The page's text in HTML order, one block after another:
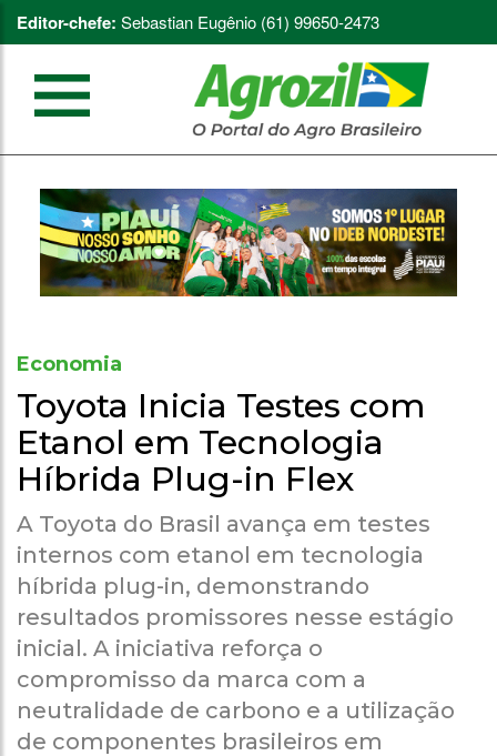
Editor-chefe: Sebastian Eugênio (61) 99650-2473
Economia
Toyota Inicia Testes com
Etanol em Tecnologia
Híbrida Plug-in Flex
A Toyota do Brasil avança em testes
internos com etanol em tecnologia
híbrida plug-in, demonstrando
resultados promissores nesse estágio
inicial. A iniciativa reforça o
compromisso da marca com a
neutralidade de carbono e a utilização
de componentes brasileiros em